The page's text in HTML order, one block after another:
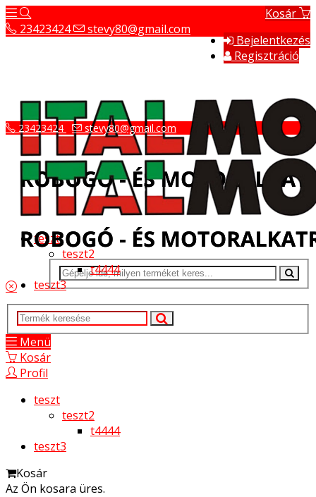
Kosár
Bejelentkezés
Regisztráció
23423424 stevy80@gmail.com
teszt
teszt2
t4444
teszt3
23423424 stevy80@gmail.com
Menü
Kosár
Profil
teszt
teszt2
t4444
teszt3
Kosár
Az Ön kosara üres.